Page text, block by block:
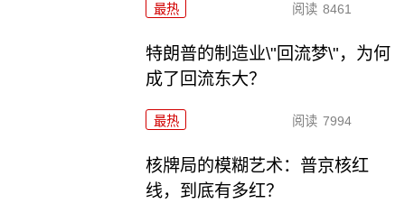
最热 阅读 8461
特朗普的制造业\"回流梦\"，为何
成了回流东大？
最热 阅读 7994
核牌局的模糊艺术：普京核红
线，到底有多红？